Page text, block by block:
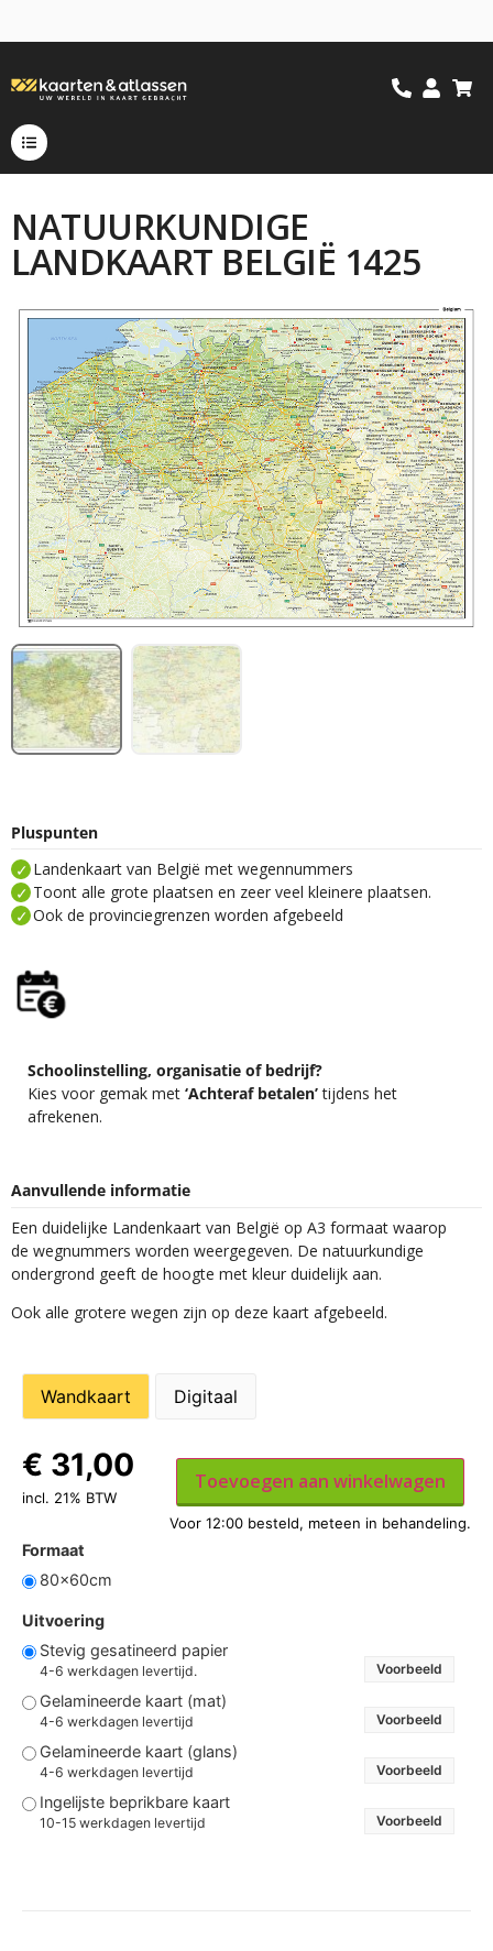
NATUURKUNDIGE
LANDKAART BELGIË 1425
Pluspunten
Landenkaart van België met wegennummers
Toont alle grote plaatsen en zeer veel kleinere plaatsen.
Ook de provinciegrenzen worden afgebeeld
Schoolinstelling, organisatie of bedrijf?
Kies voor gemak met ‘Achteraf betalen’tijdens het
afrekenen.
Aanvullende informatie
Een duidelijke Landenkaart van België op A3 formaat waarop
de wegnummers worden weergegeven. De natuurkundige
ondergrond geeft de hoogte met kleur duidelijk aan.
Ook alle grotere wegen zijn op deze kaart afgebeeld.
Wandkaart Digitaal
Formaat
80x60cm
Uitvoering
Stevig gesatineerd papier
4-6 werkdagen levertijd. Voorbeeld
Gelamineerde kaart (mat)
4-6 werkdagen levertijd Voorbeeld
Gelamineerde kaart (glans)
4-6 werkdagen levertijd Voorbeeld
Ingelijste beprikbare kaart
10-15 werkdagen levertijd Voorbeeld
€ 31,00
incl. 21% BTW
Toevoegen aan winkelwagen